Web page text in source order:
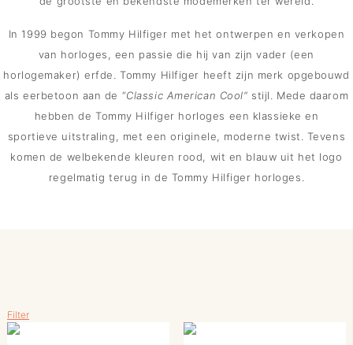
In 1999 begon Tommy Hilfiger met het ontwerpen en verkopen
van horloges, een passie die hij van zijn vader (een
horlogemaker) erfde. Tommy Hilfiger heeft zijn merk opgebouwd
als eerbetoon aan de “Classic American Cool” stijl. Mede daarom
hebben de Tommy Hilfiger horloges een klassieke en
sportieve uitstraling, met een originele, moderne twist. Tevens
komen de welbekende kleuren rood, wit en blauw uit het logo
regelmatig terug in de Tommy Hilfiger horloges.
Filter